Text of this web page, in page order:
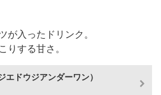
が入ったドリンク。
りする甘さ。
エドウジアンダーワン）